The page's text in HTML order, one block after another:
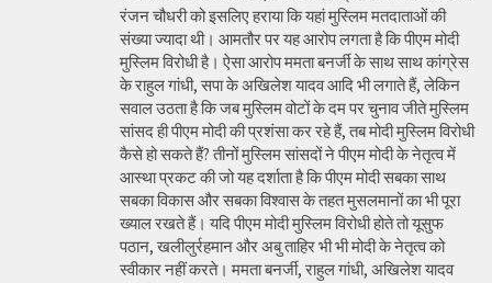
रंजन चौधरी को इसलिए हराया कि यहां मुस्लिम मतदाताओं की
संख्या ज्यादा थी। आमतौर पर यह आरोप लगता है कि पीएम मोदी
मुस्लिम विरोधी है। ऐसा आरोप ममता बनर्जी के साथ साथ कांग्रेस
के राहुल गांधी, सपा के अखिलेश यादव आदि भी लगाते हैं, लेकिन
सवाल उठता है कि जब मुस्लिम वोटों के दम पर चुनाव जीते मुस्लिम
सांसद ही पीएम मोदी की प्रशंसा कर रहे हैं, तब मोदी मुस्लिम विरोधी
कैसे हो सकते हैं? तीनों मुस्लिम सांसदों ने पीएम मोदी के नेतृत्व में
आस्था प्रकट की जो यह दर्शाता है कि पीएम मोदी सबका साथ
सबका विकास और सबका विश्वास के तहत मुसलमानों का भी पूरा
ख्याल रखते हैं। यदि पीएम मोदी मुस्लिम विरोधी होते तो यूसुफ
पठान, खलीलुर्रहमान और अबु ताहिर भी भी मोदी के नेतृत्व को
स्वीकार नहीं करते। ममता बनर्जी, राहुल गांधी, अखिलेश यादव